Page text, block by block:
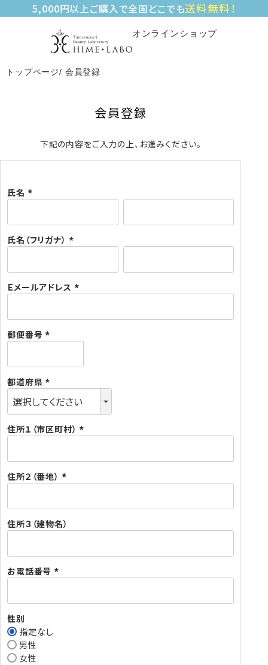
5,000円以上ご購入で全国どこでも送料無料！
オンラインショップ
トップページ 会員登録
会員登録
下記の内容をご入力の上、お進みください。
氏名
須
)
氏名（フリガナ）
須
)
Ｅメールアドレス
)
郵便番号
須
)
都道府県
(
須
)
住所１（市区町村）
)
住所２（番地）
須
)
住所３（建物名）
お電話番号
性別
指定なし
男性
女性